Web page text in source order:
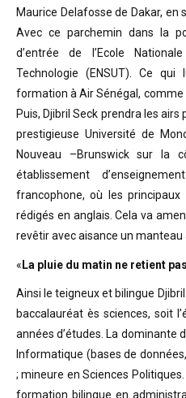
Maurice Delafosse de Dakar, en
Avec ce parchemin dans la
d’entrée de l’Ecole
Technologie (ENSUT). Ce
formation à Air Sénégal, comme
Puis, Djibril Seck prendra les
prestigieuse Université de
Nouveau –Brunswick sur
établissement
francophone, où les
rédigés en anglais. Cela va
revêtir avec aisance un manteau
«La pluie du matin ne retient
Ainsi le teigneux et bilingue
baccalauréat ès sciences, soit
années d’études. La dominante
Informatique (bases de
; mineure en Sciences
formation bilingue en